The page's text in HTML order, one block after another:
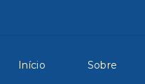
Início Sobre